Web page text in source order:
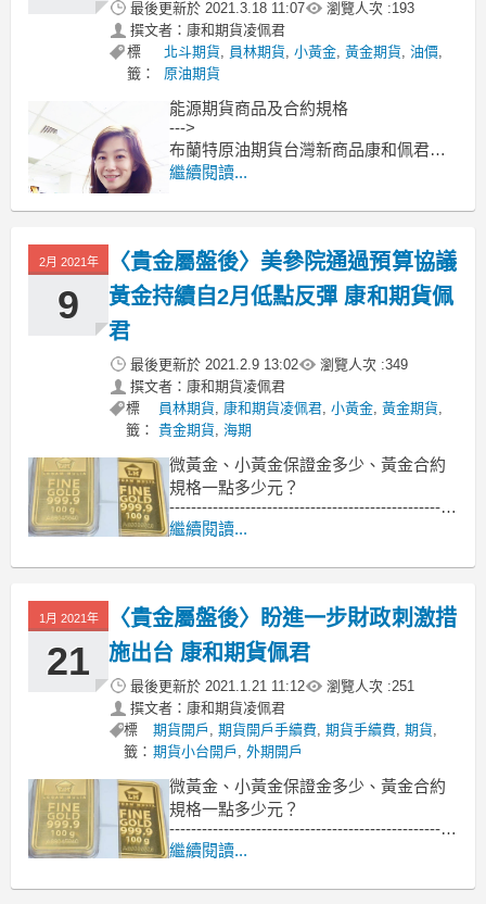
最後更新於 2021.3.18 11:07 瀏覽人次 :193
撰文者：康和期貨凌佩君
標
籤：
北斗期貨, 員林期貨,小黃金,黃金期貨,油價,
原油期貨
能源期貨商品及合約規格
--->
布蘭特原油期貨台灣新商品康和佩君介
紹
原油期貨、輕原油CL、小輕原油QM保
交易時間??
繼續閱讀...
2月 2021年
9
〈貴金屬盤後〉美參院通過預算協議
黃金持續自2月低點反彈 康和期貨佩
君
最後更新於 2021.2.9 13:02 瀏覽人次 :349
撰文者：康和期貨凌佩君
標
籤：
員林期貨, 康和期貨凌佩君,小黃金,黃金期貨,
貴金期貨,海期
微黃金、小黃金保證金多少、黃金合約
規格一點多少元？
-----------------------------------------------------
------
二日上漲，自近期觸及的 2 個月低點持
Stone
繼續閱讀...
1月 2021年
21
〈貴金屬盤後〉盼進一步財政刺激措
施出台 康和期貨佩君
最後更新於 2021.1.21 11:12 瀏覽人次 :251
撰文者：康和期貨凌佩君
標
籤：
期貨開戶 ,期貨開戶手續費,期貨手續費,期貨,
期貨小台開戶 ,外期開戶
微黃金、小黃金保證金多少、黃金合約
規格一點多少元？
-----------------------------------------------------
------
2 週高點，係因市場預期拜登政府下將
繼續閱讀...